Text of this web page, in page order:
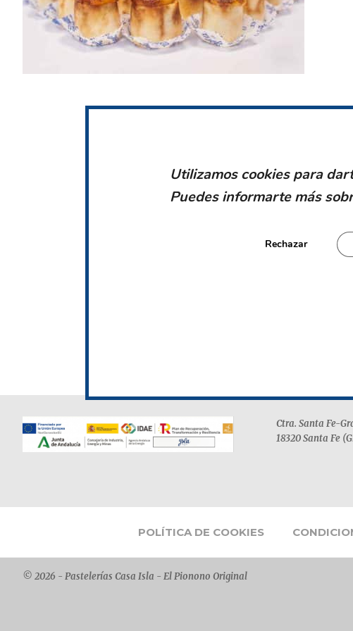
FOOTER
Ctra. Santa Fe-
18320 Santa Fe
POLÍTICA DE COOKIES
© 2026 - Pastelerías Casa Isla - El Pionono Original
Utilizamos cookies para
Puedes informarte más
Rechazar